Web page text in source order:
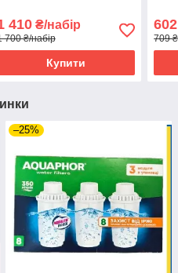
410₴/набір
700 ₴/набір
Купити
602
709
–25%